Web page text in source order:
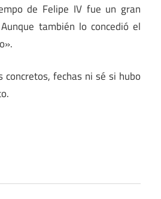
de Felipe IV fue un gran
también lo concedió el
concretos, fechas ni sé si hubo